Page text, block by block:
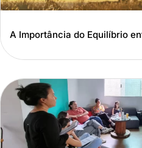
A Importância do Equilíbrio